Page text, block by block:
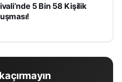
5 Bin 58 Kişilik